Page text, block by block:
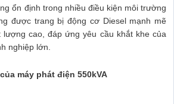
ổn định trong nhiều điều kiện môi trường
được trang bị động cơ Diesel mạnh mẽ
cao, đáp ứng yêu cầu khắt khe của
nghiệp lớn.
máy phát điện 550kVA